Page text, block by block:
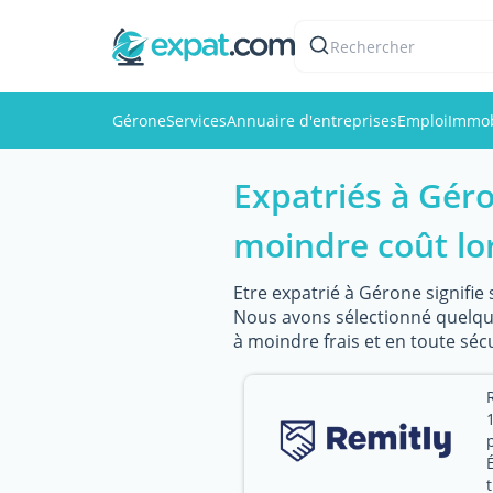
Rechercher
GéroneServicesAnnuaire d'entreprisesEmploi
Expatriés à
moindre coût
Etre expatrié à Gérone
Nous avons sélectionné
à moindre frais et en toute